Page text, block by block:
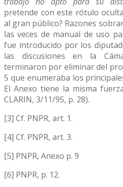
pretende con este rótulo
al gran público? Razones
las veces de manual de uso
fue introducido por los
las discusiones en la
terminaron por eliminar del
5 que enumeraba los
El Anexo tiene la misma
CLARIN, 3/11/95, p. 28).
[3] Cf. PNPR, art. 1.
[4] Cf. PNPR, art. 3.
[5] PNPR, Anexo p. 9
[6] PNPR, p. 12.